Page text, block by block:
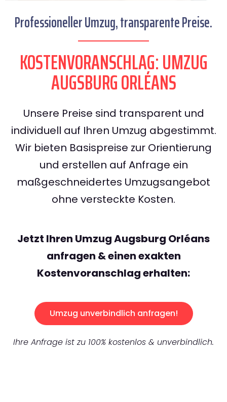
Professioneller Umzug, transparente Preise.
KOSTENVORANSCHLAG: UMZUG
AUGSBURG ORLÉANS
Unsere Preise sind transparent und
individuell auf Ihren Umzug abgestimmt.
Wir bieten Basispreise zur Orientierung
und erstellen auf Anfrage ein
maßgeschneidertes Umzugsangebot
ohne versteckte Kosten.
Jetzt Ihren Umzug Augsburg Orléans
anfragen & einen exakten
Kostenvoranschlag erhalten:
Umzug unverbindlich anfragen!
Ihre Anfrage ist zu 100% kostenlos & unverbindlich.